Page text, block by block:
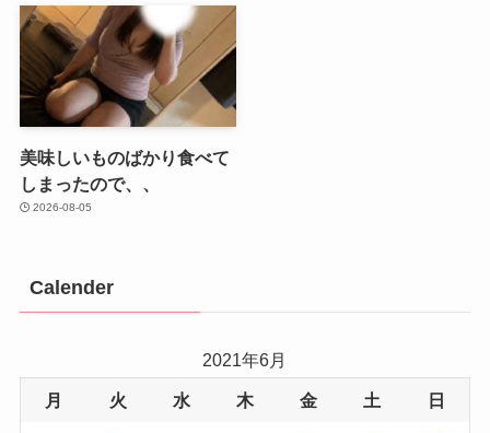
美味しいものばかり食べて
しまったので、、
2026-08-05
Calender
2021年6月
月 火 水 木 金 土 日